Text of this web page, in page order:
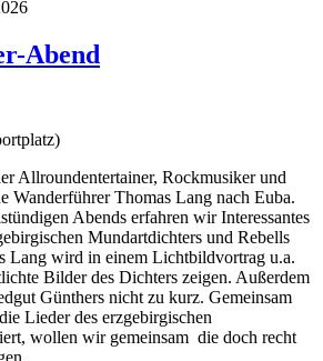
Abend
Allroundentertainer, Rockmusiker und
Wanderführer Thomas Lang nach Euba.
Abends erfahren wir Interessantes
Mundartdichters und Rebells
Lang wird in einem Lichtbildvortrag u.a.
Bilder des Dichters zeigen. Außerdem
Günthers nicht zu kurz. Gemeinsam
Lieder des erzgebirgischen
wollen wir gemeinsam die doch recht